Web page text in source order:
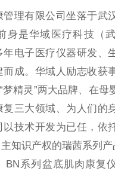
理有限公司坐落于武
身是华域医疗科技（
电子医疗仪器研发、
成。华域人励志收获
梦精灵”两大品牌、在母
三大领域、为人们的
技术开发为已任，依
知识产权的瑞茜系列产
BN系列盆底肌肉康复